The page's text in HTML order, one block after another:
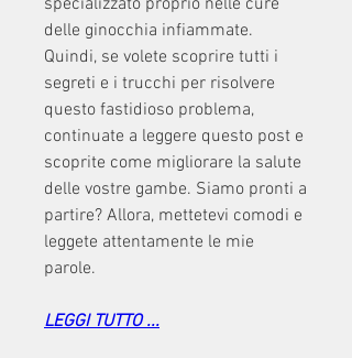
specializzato proprio nelle cure
delle ginocchia infiammate.
Quindi, se volete scoprire tutti i
segreti e i trucchi per risolvere
questo fastidioso problema,
continuate a leggere questo post e
scoprite come migliorare la salute
delle vostre gambe. Siamo pronti a
partire? Allora, mettetevi comodi e
leggete attentamente le mie
parole.
LEGGI TUTTO ...